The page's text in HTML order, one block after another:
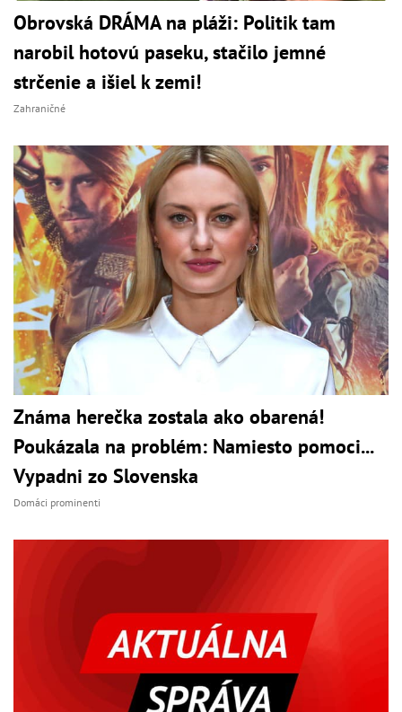
Obrovská DRÁMA na pláži: Politik tam
narobil hotovú paseku, stačilo jemné
strčenie a išiel k zemi!
Zahraničné
Známa herečka zostala ako obarená!
Poukázala na problém: Namiesto pomoci...
Vypadni zo Slovenska
Domáci prominenti